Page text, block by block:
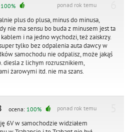
ponad rok temu
100%
plus do plusa, minus do minusa,
nie ma sensu bo buda z minusem jest ta
kablem i na jedno wychodzi, też zaiskrzy.
tylko bez odpalenia auta dawcy w
samochodu nie odpalisz, może jakąś
diesla z lichym rozrusznikiem,
żarowymi itd. nie ma szans.
ponad rok temu
ocena: 100%
6V w samochodzie widziałem